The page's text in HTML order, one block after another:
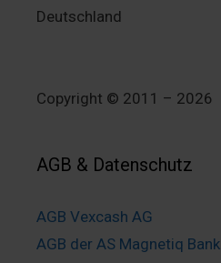
Deutschland
Copyright © 2011 – 2026
AGB & Datenschutz
AGB Vexcash AG
AGB der AS Magnetiq Bank